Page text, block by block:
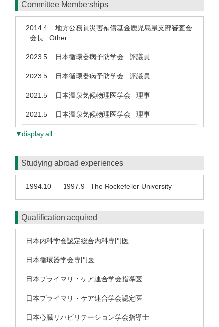
Committee Memberships
2014.4 地方公務員災害補償基金鹿児島県支部審査会
会長 Other
2023.5 日本循環器病予防学会 評議員
2023.5 日本循環器病予防学会 評議員
2021.5 日本温泉気候物理医学会 理事
2021.5 日本温泉気候物理医学会 理事
▼display all
Studying abroad experiences
1994.10 - 1997.9 The Rockefeller University
Qualification acquired
日本内科学会認定総合内科専門医
日本循環器学会専門医
日本プライマリ・ケア連合学会指導医
日本プライマリ・ケア連合学会認定医
日本心臓リハビリテーション学会指導士